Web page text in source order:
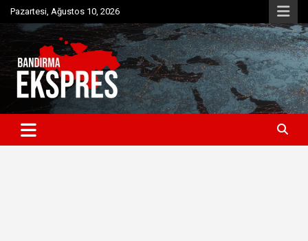
Skip
to
content
Pazartesi, Ağustos 10, 2026
Bandırma Ekspres
Bandırma'dan güncel haberler